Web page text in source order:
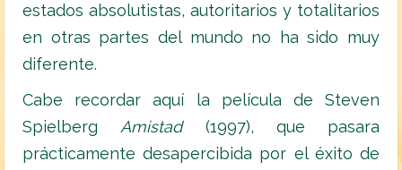
estados absolutistas, autoritarios y totalitarios
en otras partes del mundo no ha sido muy
diferente.
Cabe recordar aquí la película de Steven
Spielberg Amistad (1997), que pasara
prácticamente desapercibida por el éxito de